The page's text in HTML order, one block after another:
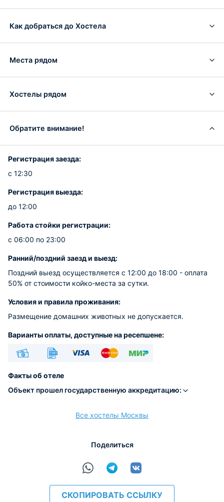
Как добраться до Хостела
Места рядом
Хостелы рядом
Обратите внимание!
Регистрация заезда:
с 12:30
Регистрация выезда:
до 12:00
Работа стойки регистрации:
с 06:00 по 23:00
Ранний/поздний заезд и выезд:
Поздний выезд осуществляется с 12:00 до 18:00 - оплата
50% от стоимости койко-места за сутки.
Условия и правила проживания:
Размещение домашних животных не допускается.
Варианты оплаты, доступные на ресепшене:
Факты об отеле
Объект прошел государственную аккредитацию:
Все хостелы Москвы
Поделиться
СКОПИРОВАТЬ ССЫЛКУ